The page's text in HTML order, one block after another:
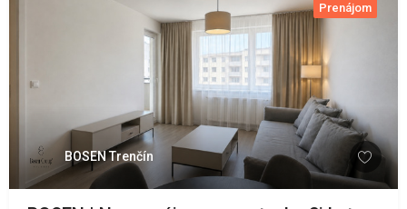
Prenájom
BOSEN Trenčín